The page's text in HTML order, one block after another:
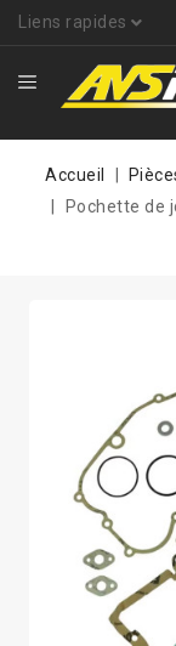
Liens rapides
Accueil
Pochette de